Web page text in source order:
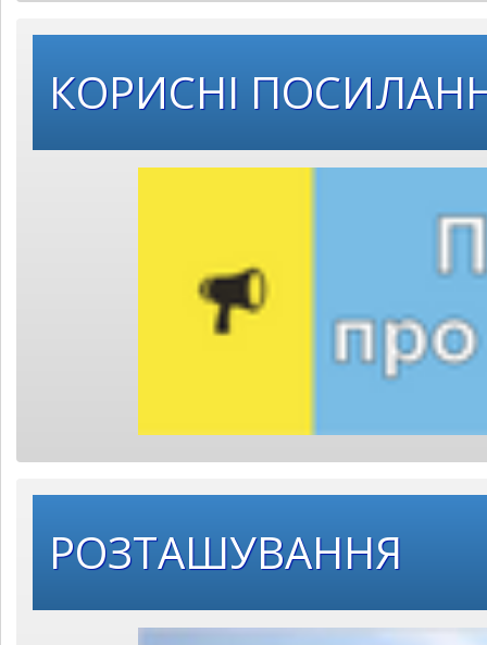
КОРИСНІ
РОЗТАШУВАННЯ